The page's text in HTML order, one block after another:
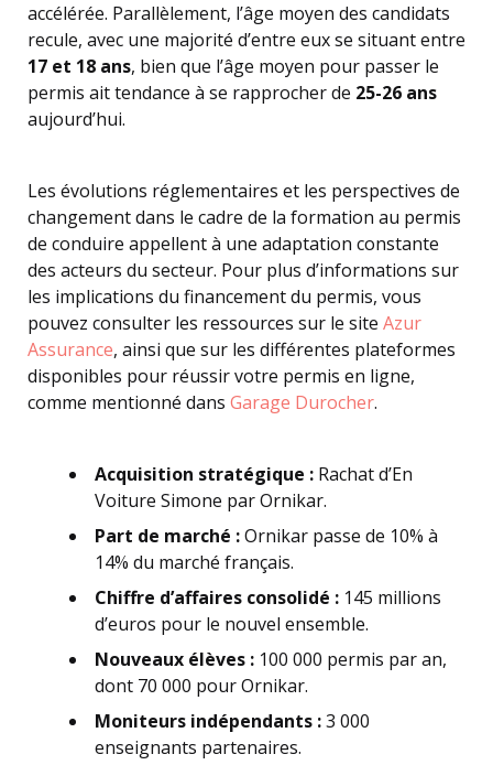
accélérée. Parallèlement, l’âge moyen des candidats
recule, avec une majorité d’entre eux se situant entre
17 et 18 ans, bien que l’âge moyen pour passer le
permis ait tendance à se rapprocher de 25-26 ans
aujourd’hui.
Les évolutions réglementaires et les perspectives de
changement dans le cadre de la formation au permis
de conduire appellent à une adaptation constante
des acteurs du secteur. Pour plus d’informations sur
les implications du financement du permis, vous
pouvez consulter les ressources sur le site Azur
Assurance, ainsi que sur les différentes plateformes
disponibles pour réussir votre permis en ligne,
comme mentionné dans Garage Durocher.
Acquisition stratégique : Rachat d’En
Voiture Simone par Ornikar.
Part de marché :Ornikar passe de 10% à
14% du marché français.
Chiffre d’affaires consolidé : 145 millions
d’euros pour le nouvel ensemble.
Nouveaux élèves : 100 000 permis par an,
dont 70 000 pour Ornikar.
Moniteurs indépendants :3 000
enseignants partenaires.